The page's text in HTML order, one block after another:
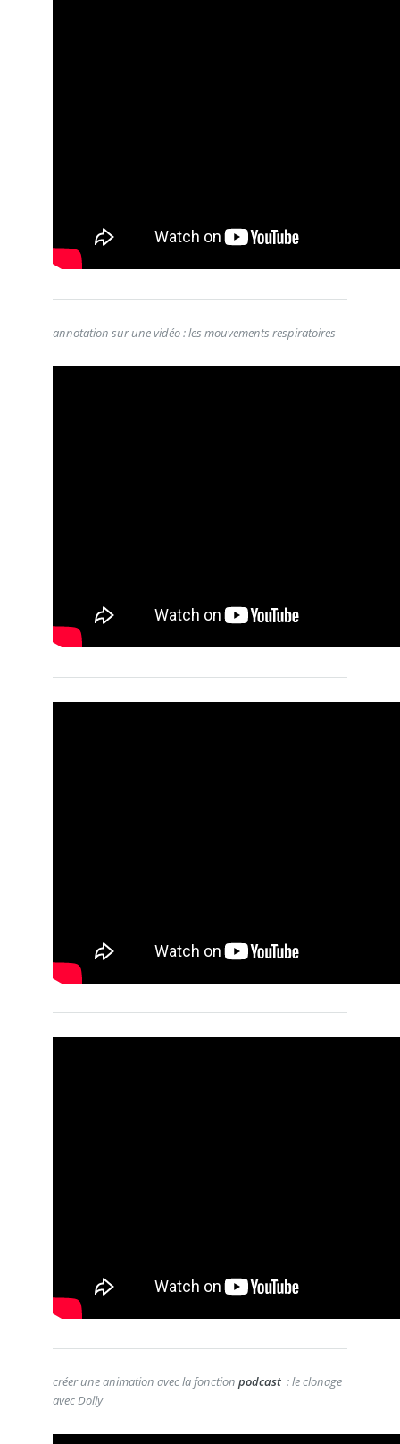
annotation sur une vidéo : les mouvements respiratoires
créer une animation avec la fonction podcast : le clonage
avec Dolly